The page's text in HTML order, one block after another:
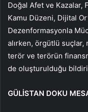
Doğal Afet ve Kazalar,
Kamu Düzeni, Dijital
Dezenformasyonla
alırken, örgütlü
terör ve terörün
de oluşturulduğu
GÜLİSTAN DOKU